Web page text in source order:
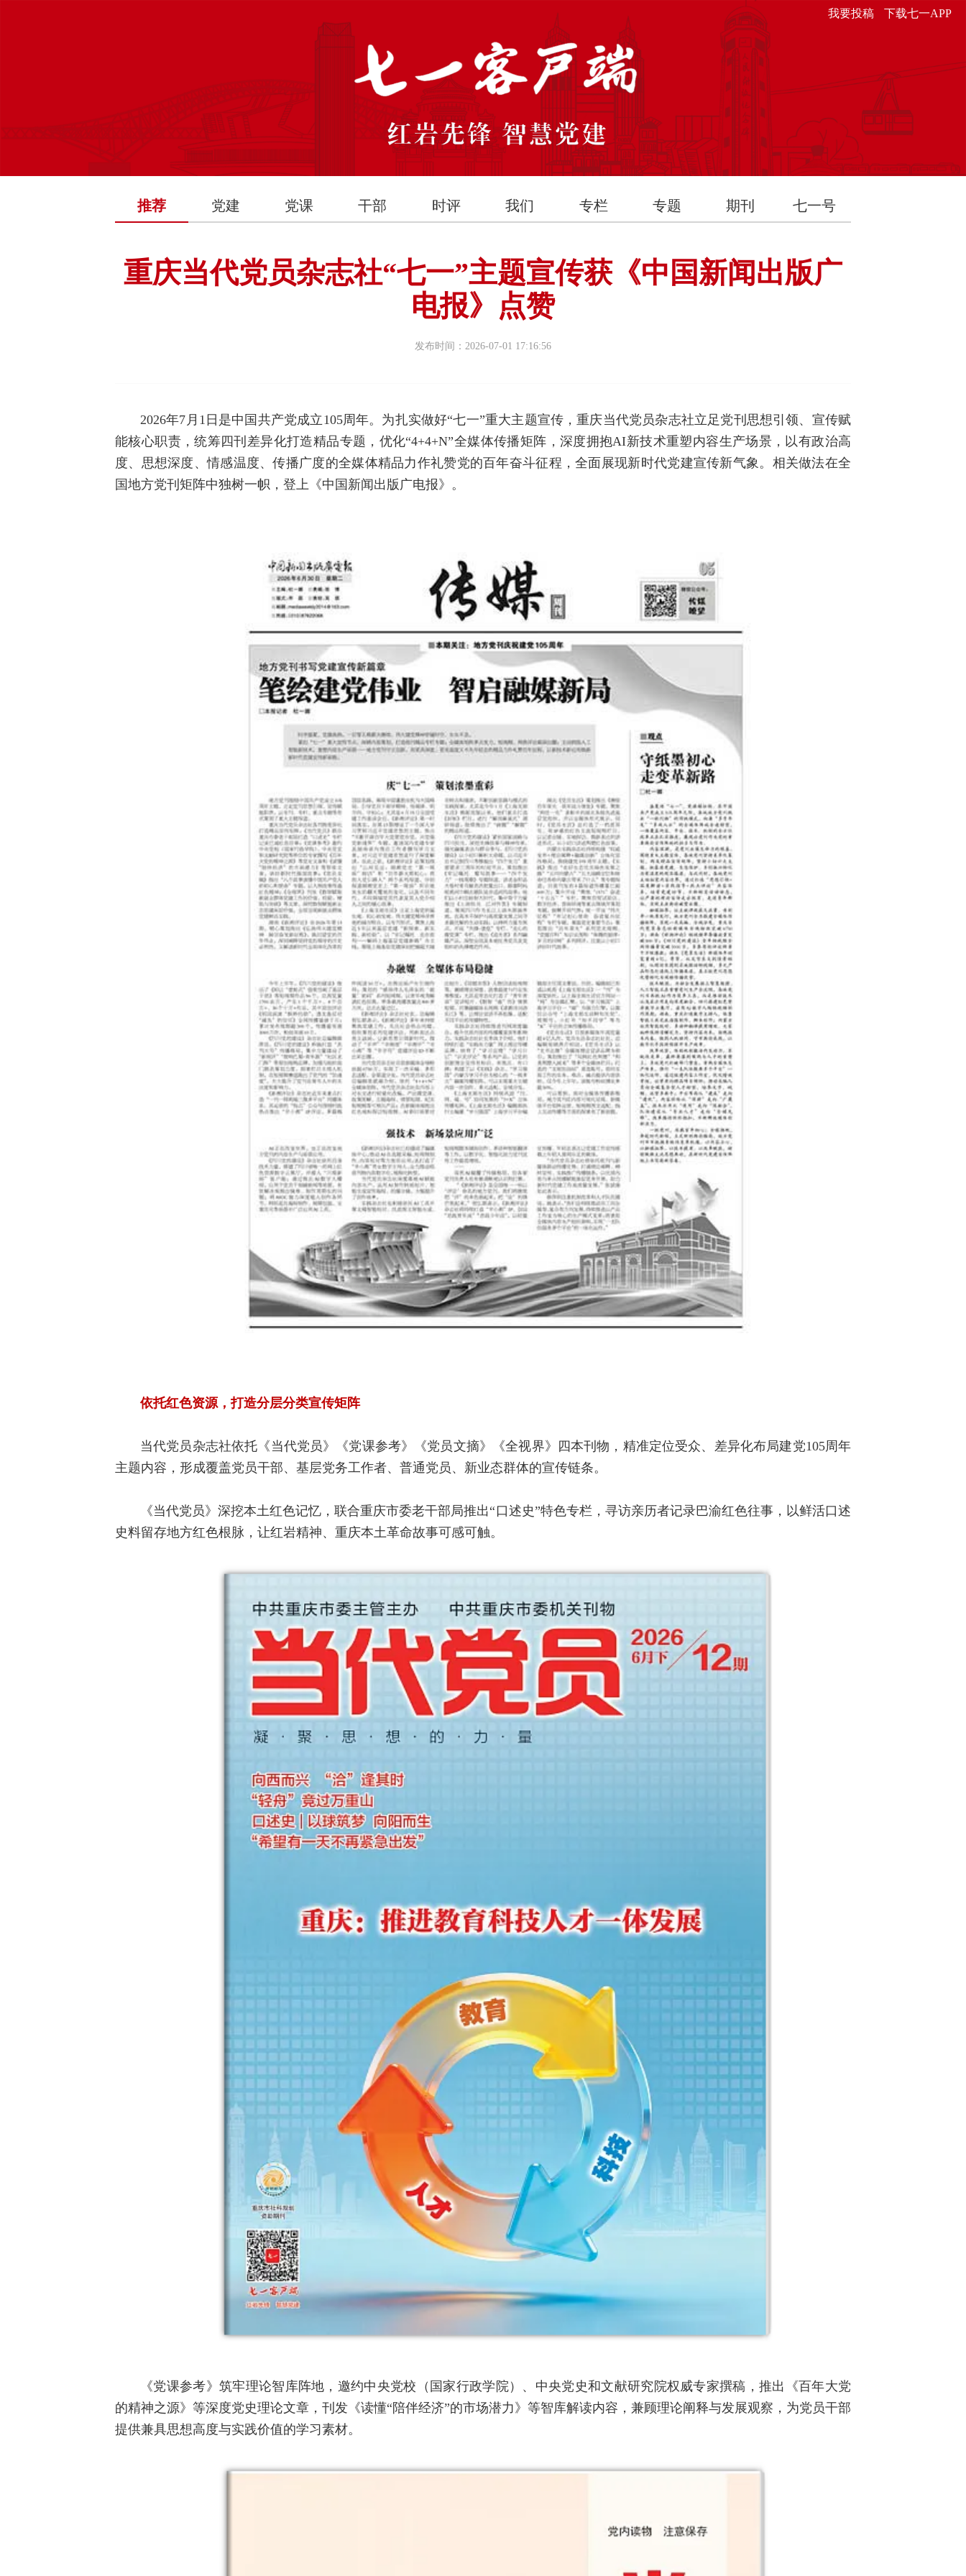
我要投稿 下载七一APP
推荐 党建 党课 干部 时评 我们 专栏 专题 期刊 七一号
重庆当代党员杂志社“七一”主题宣传获《中国新闻出版广
电报》点赞
发布时间：2026-07-01 17:16:56
2026年7月1日是中国共产党成立105周年。为扎实做好“七一”重大主题宣传，重庆当代党员杂志社立足党刊思想引领、宣传赋
能核心职责，统筹四刊差异化打造精品专题，优化“4+4+N”全媒体传播矩阵，深度拥抱AI新技术重塑内容生产场景，以有政治高
度、思想深度、情感温度、传播广度的全媒体精品力作礼赞党的百年奋斗征程，全面展现新时代党建宣传新气象。相关做法在全
国地方党刊矩阵中独树一帜，登上《中国新闻出版广电报》。
依托红色资源，打造分层分类宣传矩阵
当代党员杂志社依托《当代党员》《党课参考》《党员文摘》《全视界》四本刊物，精准定位受众、差异化布局建党105周年
主题内容，形成覆盖党员干部、基层党务工作者、普通党员、新业态群体的宣传链条。
《当代党员》深挖本土红色记忆，联合重庆市委老干部局推出“口述史”特色专栏，寻访亲历者记录巴渝红色往事，以鲜活口述
史料留存地方红色根脉，让红岩精神、重庆本土革命故事可感可触。
《党课参考》筑牢理论智库阵地，邀约中央党校（国家行政学院）、中央党史和文献研究院权威专家撰稿，推出《百年大党
的精神之源》等深度党史理论文章，刊发《读懂“陪伴经济”的市场潜力》等智库解读内容，兼顾理论阐释与发展观察，为党员干部
提供兼具思想高度与实践价值的学习素材。